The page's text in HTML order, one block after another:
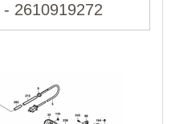
2610919272